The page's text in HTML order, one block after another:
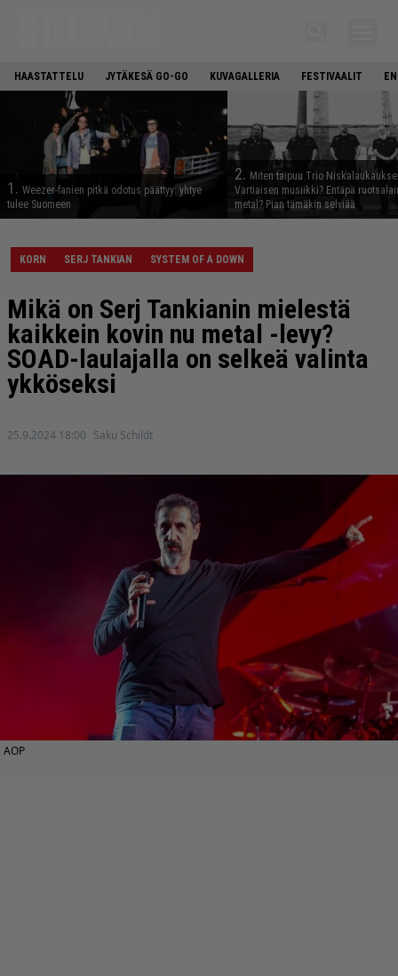
HAASTATTELU JYTÄKESÄ GO-GO KUVAGALLERIA FESTIVAALIT
1. Weezer-fanien pitkä odotus päättyy: yhtye
tulee Suomeen
2. Miten taipuu Trio
Vartiaisen musiikki? Entäpä
metal? Pian tämäkin selviää
KORN SERJ TANKIAN SYSTEM OF A DOWN
Mikä on Serj Tankianin mielestä
kaikkein kovin nu metal -levy?
SOAD-laulajalla on selkeä valinta
ykköseksi
25.9.2024 18:00 Saku Schildt
AOP